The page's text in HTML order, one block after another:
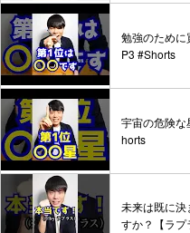
勉強のために
P3 #Shorts
宇宙の危険な
horts
未来は既に
すか？【ラ